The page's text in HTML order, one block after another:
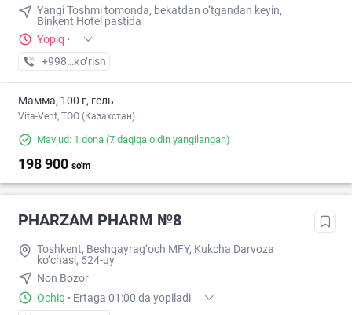
Yangi Toshmi tomonda, bekatdan o‘tgandan keyin,
Binkent Hotel pastida
Yopiq ·
+998 (77) XXX-XX-XX
кo’rish
Мамма, 100 г, гель
Vita-Vent, TOO (Казахстан)
Mavjud: 1 dona (7 daqiqa oldin yangilangan)
198 900 so'm
PHARZAM PHARM №8
Toshkent, Beshqayrag‘och MFY, Kukcha Darvoza
ko‘chasi, 624-uy
Non Bozor
Ochiq · Ertaga 01:00 da yopiladi